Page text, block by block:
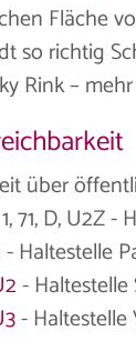
Fläche
so richtig
Rink –
über
71, D, U2Z
- Haltestelle
-
-